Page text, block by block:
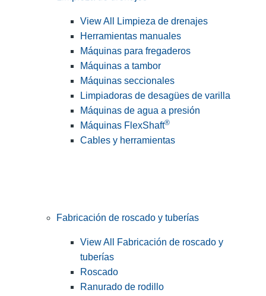
View All Limpieza de drenajes
Herramientas manuales
Máquinas para fregaderos
Máquinas a tambor
Máquinas seccionales
Limpiadoras de desagües de varilla
Máquinas de agua a presión
Máquinas FlexShaft®
Cables y herramientas
Fabricación de roscado y tuberías
View All Fabricación de roscado y
tuberías
Roscado
Ranurado de rodillo